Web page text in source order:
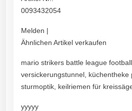
0093432054
Melden |
Ähnlichen Artikel verkaufen
mario strikers battle league
versickerungstunnel, küchentheke
sturmoptik, keilriemen für
yyyyy